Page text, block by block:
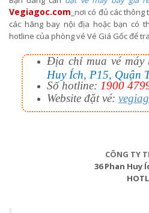
Vegiagoc.com _nơi có đủ các
các hãng bay nội địa hoặc bạn có
hotline của phòng vé Vé Giá Gốc để
Địa chỉ mua vé
Huy Ích, P15, Quận
Số hotline: 1900
Website đặt vé:
CÔNG TY
36 Phan Huy